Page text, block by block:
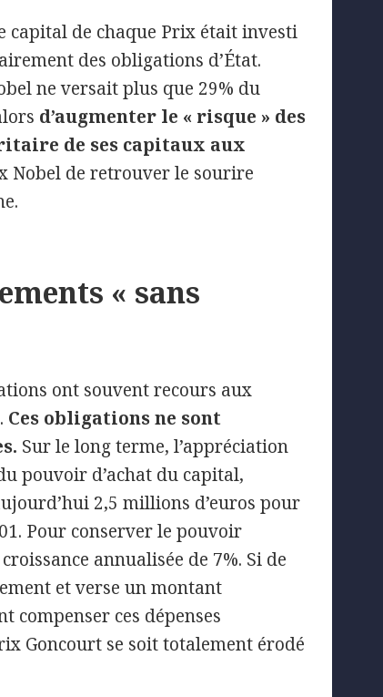
capital de chaque Prix était investi
des obligations d’État.
ne versait plus que 29% du
d’augmenter le « risque » des
de ses capitaux aux
Nobel de retrouver le sourire
« sans
ont souvent recours aux
Ces obligations ne sont
Sur le long terme, l’appréciation
pouvoir d’achat du capital,
2,5 millions d’euros pour
Pour conserver le pouvoir
annualisée de 7%. Si de
et verse un montant
ces dépenses
Goncourt se soit totalement érodé